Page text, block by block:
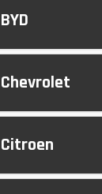
BYD
Chevrolet
Citroen